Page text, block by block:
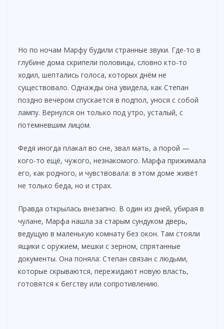
Но по ночам Марфу будили странные звуки. Где-то в
глубине дома скрипели половицы, словно кто-то
ходил, шептались голоса, которых днём не
существовало. Однажды она увидела, как Степан
поздно вечером спускается в подпол, унося с собой
лампу. Вернулся он только под утро, усталый, с
потемневшим лицом.
Федя иногда плакал во сне, звал мать, а порой —
кого-то ещё, чужого, незнакомого. Марфа прижимала
его, как родного, и чувствовала: в этом доме живёт
не только беда, но и страх.
Правда открылась внезапно. В один из дней, убирая в
чулане, Марфа нашла за старым сундуком дверь,
ведущую в маленькую комнату без окон. Там стояли
ящики с оружием, мешки с зерном, спрятанные
документы. Она поняла: Степан связан с людьми,
которые скрываются, пережидают новую власть,
готовятся к бегству или сопротивлению.